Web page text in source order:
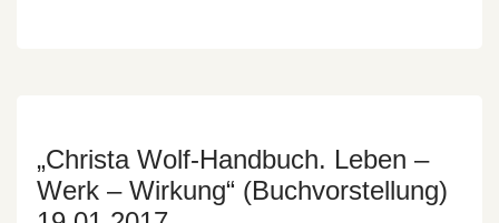
„Christa Wolf-Handbuch. Leben –
Werk – Wirkung“ (Buchvorstellung)